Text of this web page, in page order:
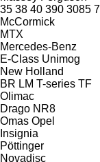
35 38 40 390 3085
McCormick
MTX
Mercedes-Benz
E-Class Unimog
New Holland
BR LM T-series TF
Olimac
Drago NR8
Omas Opel
Insignia
Pöttinger
Novadisc